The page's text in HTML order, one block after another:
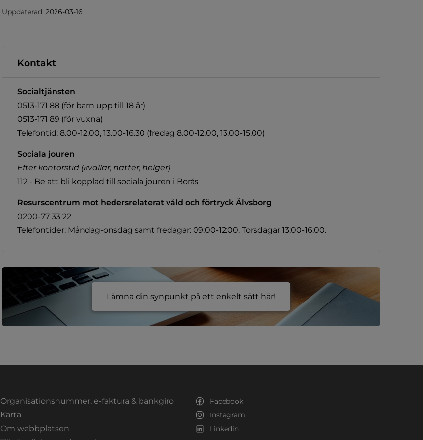
Uppdaterad: 2026-03-16
Kontakt
Socialtjänsten
0513-171 88 (för barn upp till 18 år)
0513-171 89 (för vuxna)
Telefontid: 8.00-12.00, 13.00-16.30 (fredag 8.00-12.00, 13.00-15.00)
Sociala jouren
Efter kontorstid (kvällar, nätter, helger)
112 - Be att bli kopplad till sociala jouren i Borås
Resurscentrum mot hedersrelaterat våld och förtryck Älvsborg
0200-77 33 22
Telefontider: Måndag-onsdag samt fredagar: 09:00-12:00. Torsdagar 13:00-16:00.
Lämna din synpunkt på ett enkelt sätt här!
Organisationsnummer, e-faktura & bankgiro
KartaLänk till annan webbplats.
Om webbplatsen
Facebook
Instagram
Linkedin